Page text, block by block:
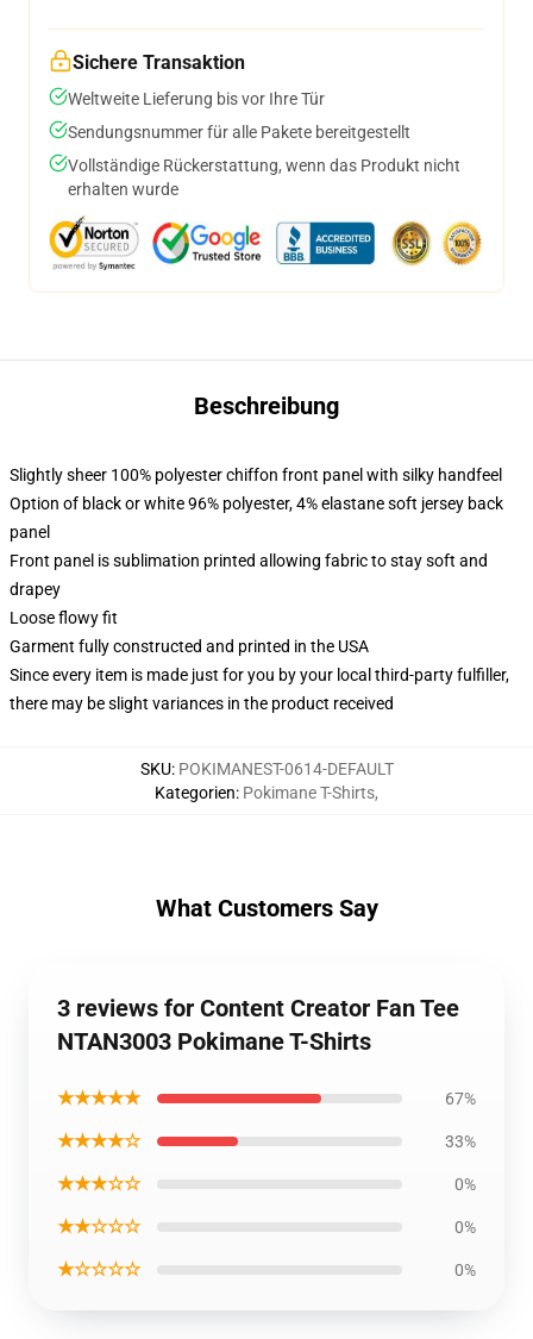
Sichere Transaktion
Weltweite Lieferung bis vor Ihre Tür
Sendungsnummer für alle Pakete bereitgestellt
Vollständige Rückerstattung, wenn das Produkt nicht
erhalten wurde
Beschreibung
Slightly sheer 100% polyester chiffon front panel with silky handfeel
Option of black or white 96% polyester, 4% elastane soft jersey back
panel
Front panel is sublimation printed allowing fabric to stay soft and
drapey
Loose flowy fit
Garment fully constructed and printed in the USA
Since every item is made just for you by your local third-party fulfiller,
there may be slight variances in the product received
SKU: POKIMANEST-0614-DEFAULT
Kategorien: Pokimane T-Shirts,
What Customers Say
3 reviews for Content Creator Fan Tee
NTAN3003 Pokimane T-Shirts
★★★★★ 67%
★★★★☆ 33%
★★★☆☆ 0%
★★☆☆☆ 0%
★☆☆☆☆ 0%